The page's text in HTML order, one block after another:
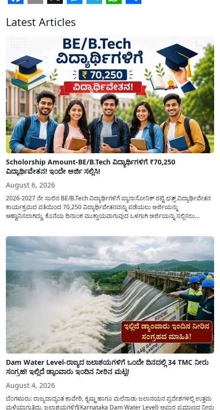
Facebook
Email
X Messenger
Telegram
WhatsApp
Share
Latest Articles
Scholorship Amount-BE/B.Tech ವಿದ್ಯಾರ್ಥಿಗಳಿಗೆ ₹70,250
ವಿದ್ಯಾರ್ಥಿವೇತನ! ಇಂದೇ ಅರ್ಜಿ ಸಲ್ಲಿಸಿ!
August 6, 2026
2026-2027 ನೇ ಸಾಲಿನ BE/B.Tech ವಿದ್ಯಾರ್ಥಿಗಳಿಗೆ ಪ್ಯಾನಾಸೋನಿಕ್ ರಟ್ಟಿ ಛತ್ರ್ ವಿದ್ಯಾರ್ಥಿವೇತನ
ಕಾರ್ಯಕ್ರಮದ ವತಿಯಿಂದ 70,250 ವಿದ್ಯಾರ್ಥಿವೇತನವನ್ನು ಪಡೆಯಲು ಅರ್ಜಿಯನ್ನು
ಆಹ್ವಾನಿಸಲಾಗಿದ್ದು, ಕೊನೆಯ ದಿನಾಂಕ ಮುಕ್ತಾಯವಾಗುವುದ ಒಳಗಾಗಿ ಅರ್ಜಿಯನ್ನು ಸಲ್ಲಿಸಲು
ಜಾರಿಗೆ...
Dam Water Level-ರಾಜ್ಯದ ಜಲಾಶಯಗಳಿಗೆ ಒಂದೇ ದಿನದಲ್ಲಿ 34 TMC ನೀರು
ಸಂಗ್ರಹ! ಇಲ್ಲಿದೆ ಡ್ಯಾಂವಾರು ಇಂದಿನ ನೀರಿನ ಮಟ್ಟ!
August 4, 2026
ಬೆಂಗಳೂರು: ರಾಜ್ಯದಾದ್ಯಂತ ಕಾವೇರಿ, ಕೃಷ್ಣಾ ಹಾಗೂ ಮಲೆನಾಡು ಜಲಾನಯನ ಪ್ರದೇಶಗಳಲ್ಲಿ ಉತ್ತಮ
ಮಳೆಯಾಗುತ್ತಿದ್ದು, ಜಲಾಶಯಗಳಿಗೆ(Karnataka Dam Water Level) ಅಪಾರ ಪ್ರಮಾಣದ ನೀರು